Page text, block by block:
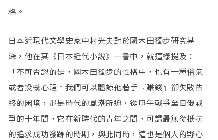
格。
日本近現代文學史家中村光夫對於國木田獨步研究甚
深，他在其《日本近代小說》一書中，就這樣提及：
「不可否認的是，國木田獨步的性格中，也有一種俗氣
或者投機心理。我們可以體諒他著手『賺錢』卻失敗告
終的困境，那是時代的風潮所迫。從甲午戰爭至日俄戰
爭的十年間，它在新時代的青年之間，可謂最無從扺抗
的追求成功發跡的時期，與此同時，這也是個人的野心